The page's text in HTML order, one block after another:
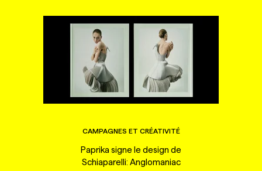
CAMPAGNES ET CRÉATIVITÉ
Paprika signe le design de
Schiaparelli: Anglomaniac